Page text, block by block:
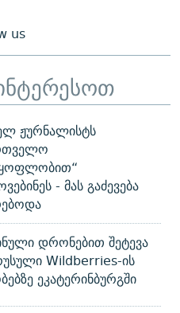
us
ჟურნალისტს
- მას გაძევება
დრონებით შეტევა
Wildberries-ის
ეკატერინბურგში